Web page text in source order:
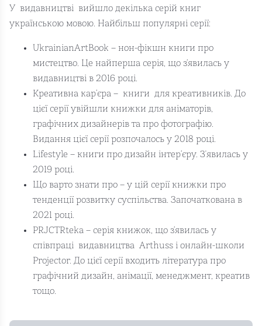
У видавництві вийшло декілька серій книг
українською мовою. Найбільш популярні серії:
UkrainianArtBook – нон-фікшн книги про
мистецтво. Це найперша серія, що з’явилась у
видавництві в 2016 році.
Креативна кар’єра – книги для креативників. До
цієї серії увійшли книжки для аніматорів,
графічних дизайнерів та про фотографію.
Видання цієї серії розпочалось у 2018 році.
Lifestyle – книги про дизайн інтер’єру. З'явилась у
2019 році.
Що варто знати про – у цій серії книжки про
тенденції розвитку суспільства. Започаткована в
2021 році.
PRJCTRteka – серія книжок, що з’явилась у
співпраці видавництва Arthuss і онлайн-школи
Projector. До цієї серії входить література про
графічний дизайн, анімації, менеджмент, креатив
тощо.